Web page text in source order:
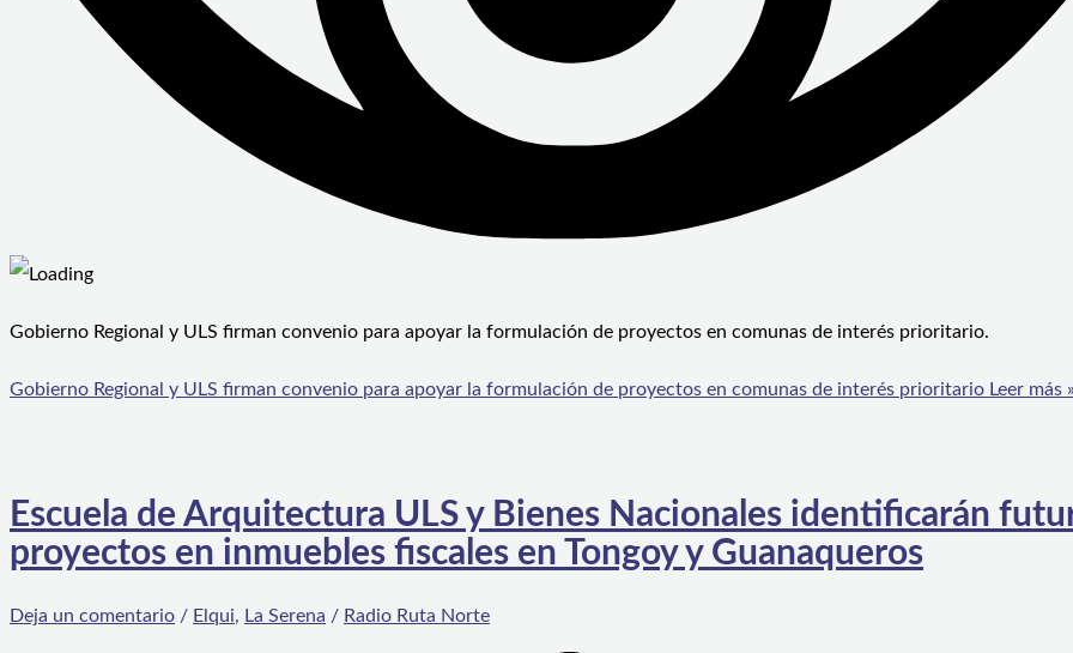
Gobierno Regional y ULS firman convenio para apoyar la formulación de proyectos en comunas de interés prioritario.
Gobierno Regional y ULS firman convenio para apoyar la formulación de proyectos en comunas de interés prioritario Leer más
Escuela de Arquitectura ULS y Bienes Nacionales identificarán
proyectos en inmuebles fiscales en Tongoy y Guanaqueros
Deja un comentario / Elqui, La Serena / Radio Ruta Norte